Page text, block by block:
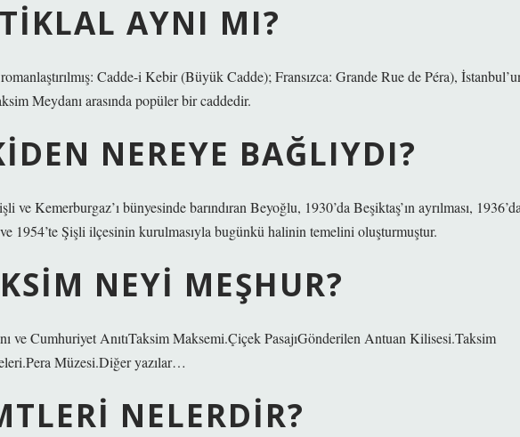
AYNI MI?
Meydanı arasında popüler bir caddedir.
NEREYE BAĞLIYDI?
ve Kemerburgaz’ı bünyesinde barındıran Beyoğlu, 1930’da Beşiktaş’ın ayrılması,
1954’te Şişli ilçesinin kurulmasıyla bugünkü halinin temelini oluşturmuştur.
NEYI MEŞHUR?
ve Cumhuriyet AnıtıTaksim Maksemi.Çiçek PasajıGönderilen Antuan Kilisesi.Taksim
Müzesi.Diğer yazılar…
NELERDIR?